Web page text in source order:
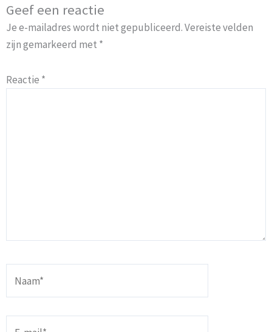
Geef een reactie
Je e-mailadres wordt niet gepubliceerd.Vereiste velden
zijn gemarkeerd met *
Reactie *